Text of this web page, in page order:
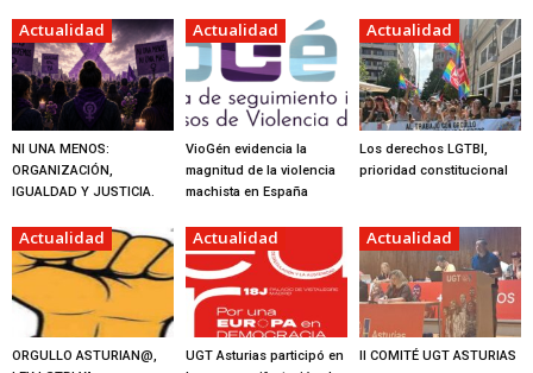
Actualidad
NI UNA MENOS:
ORGANIZACIÓN,
IGUALDAD Y JUSTICIA.
Actualidad
VioGén evidencia la
magnitud de la violencia
machista en España
Actualidad
Los derechos LGTBI,
prioridad constitucional
Actualidad
ORGULLO ASTURIAN@,
Actualidad
UGT Asturias participó en
Actualidad
II COMITÉ UGT ASTURIAS